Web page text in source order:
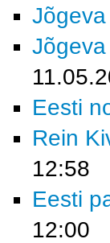
Eesti
Rein
12:58
Eesti
12:00